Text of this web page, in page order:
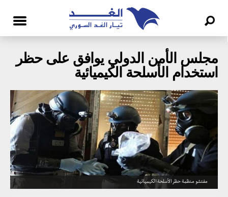
مجلس الأمن الدولي يوافق على حظر
استخدام الأسلحة الكيميائية
مفتشو منظمة حظر الأسلحة الكيميائية